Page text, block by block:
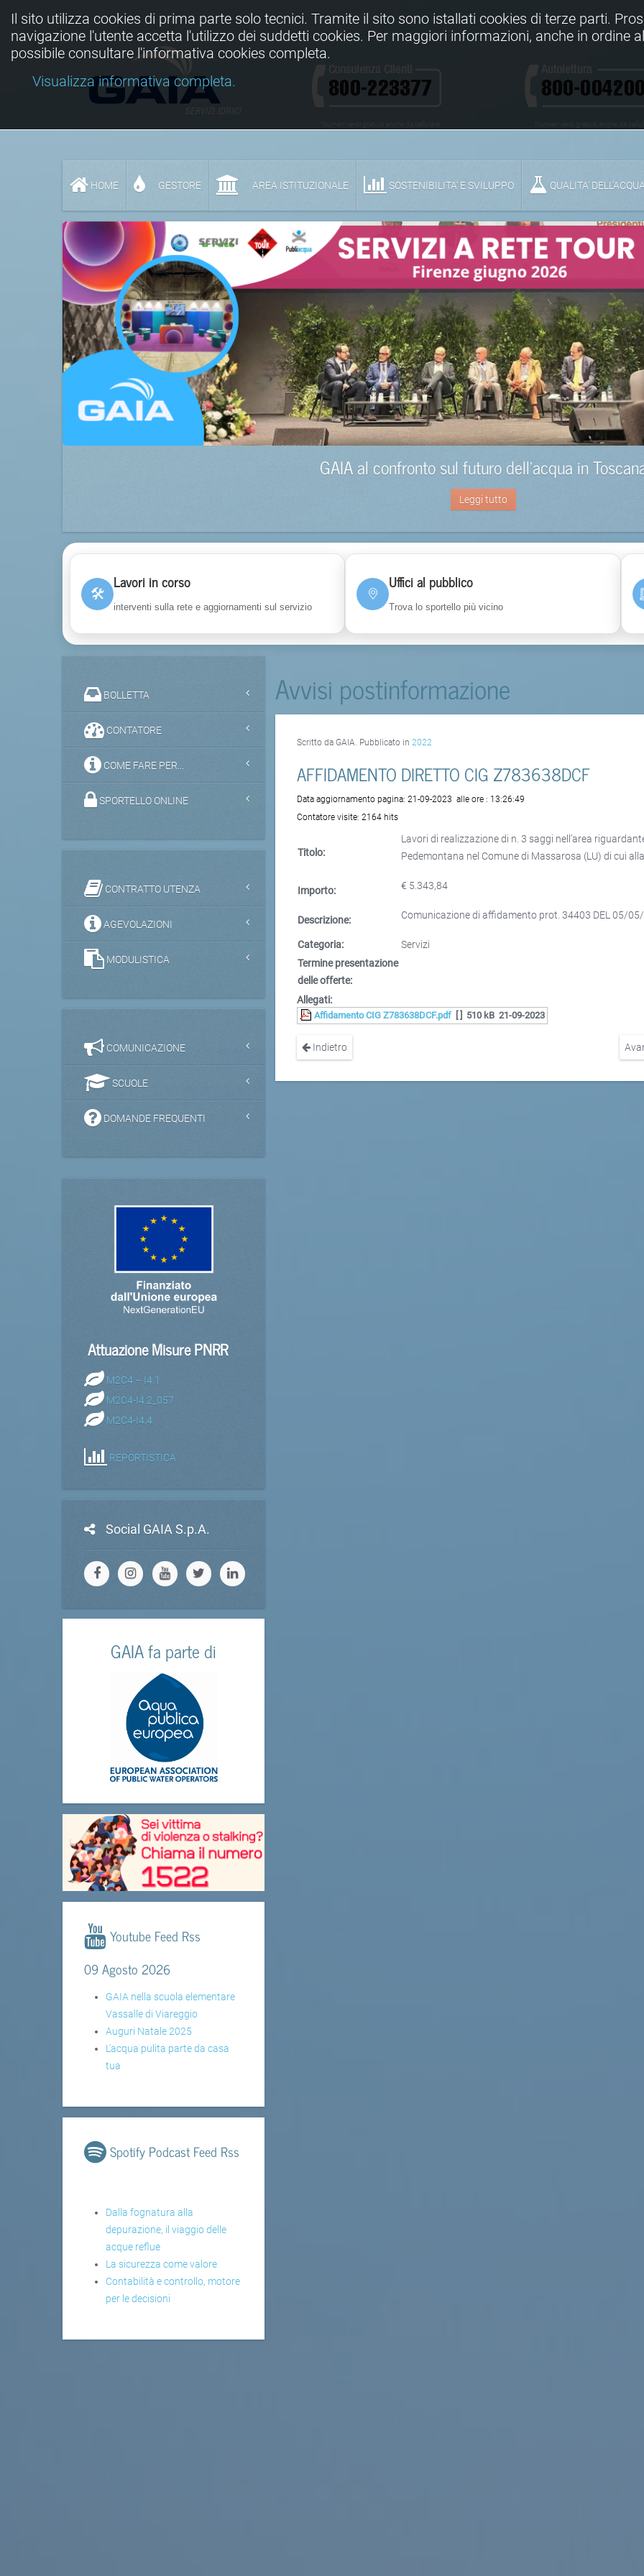
HOME GESTORE AREA ISTITUZIONALE SOSTENIBILITA' E SVILUPPO QUALITA’
GAIA al confronto sul futuro dell’acqua in
Leggi tutto
🛠
Lavori in corso
interventi sulla rete e aggiornamenti sul servizio
Uffici al pubblico
Trova lo sportello più vicino
Avvisi postinformazione
Scritto da GAIA. Pubblicato in2022
AFFIDAMENTO DIRETTO CIG Z783638DCF
Data aggiornamento pagina:21-09-2023 alle ore : 13:26:49
Contatore visite:2164 hits
Titolo:
Lavori di realizzazione di n. 3 saggi nell’area
Pedemontana nel Comune di Massarosa (LU) di cui
Importo: € 5.343,84
Descrizione: Comunicazione di affidamento prot. 34403 DEL 05/
Categoria:
Servizi
Termine presentazione
delle offerte:
Allegati:
Affidamento CIG Z783638DCF.pdf [ ] 510 kB 21-09-2023
Indietro
BOLLETTA
CONTATORE
COME FARE PER...
SPORTELLO ONLINE
CONTRATTO UTENZA
AGEVOLAZIONI
MODULISTICA
COMUNICAZIONE
SCUOLE
DOMANDE FREQUENTI
Attuazione Misure PNRR
M2C4 – I4.1
M2C4-I4.2_057
M2C4-I4.4
REPORTISTICA
Social GAIA S.p.A.
GAIA fa parte di
Youtube Feed Rss
09 Agosto 2026
GAIA nella scuola elementare
Vassalle di Viareggio
Auguri Natale 2025
L'acqua pulita parte da casa
tua
Spotify Podcast Feed Rss
Dalla fognatura alla
depurazione, il viaggio delle
acque reflue
La sicurezza come valore
Contabilità e controllo, motore
per le decisioni
Il sito utilizza cookies di prima parte solo tecnici. Tramite il sito sono istallati cookies di terze parti.
navigazione l'utente accetta l'utilizzo dei suddetti cookies. Per maggiori informazioni, anche in ordine
possibile consultare l'informativa cookies completa.
Visualizza informativa completa.